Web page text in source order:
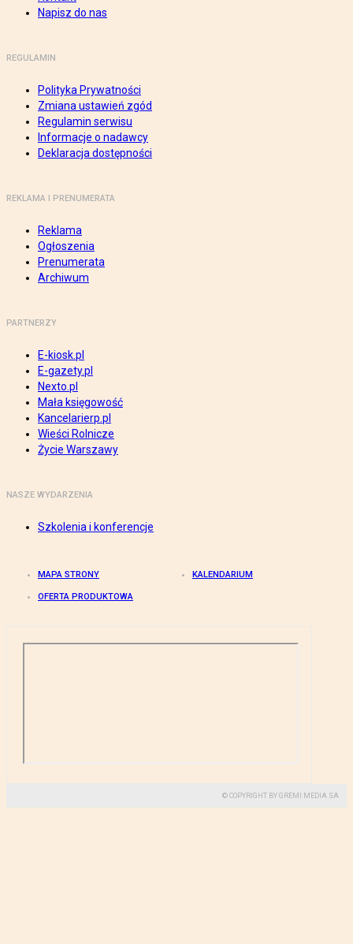
Napisz do nas
REGULAMIN
Polityka Prywatności
Zmiana ustawień zgód
Regulamin serwisu
Informacje o nadawcy
Deklaracja dostępności
REKLAMA I PRENUMERATA
Reklama
Ogłoszenia
Prenumerata
Archiwum
PARTNERZY
E-kiosk.pl
E-gazety.pl
Nexto.pl
Mała księgowość
Kancelarierp.pl
Wieści Rolnicze
Życie Warszawy
NASZE WYDARZENIA
Szkolenia i konferencje
MAPA STRONY KALENDARIUM
OFERTA PRODUKTOWA
© COPYRIGHT BY GREMI MEDIA SA